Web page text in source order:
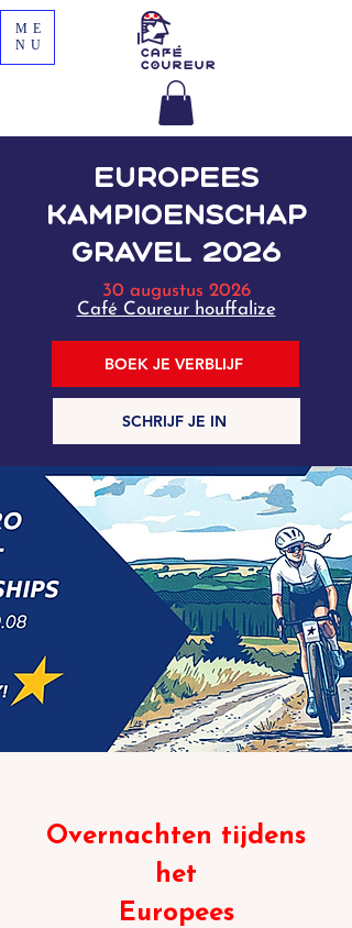
ME
NU
europees
kampioenschap
gravel 2026
30 augustus 2026
Café Coureur houffalize
BOEK JE VERBLIJF
SCHRIJF JE IN
Overnachten tijdens
het
Europees